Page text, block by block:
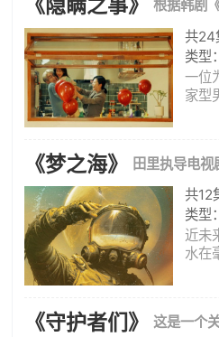
峰参
峰义
周巡
《隐瞒之事》
根据韩剧
共24
类型
一位
家型
了，
在幸
言，
《梦之海》
田里执导电视
共12
类型
近未
水在
生存
《守护者们》
这是一个